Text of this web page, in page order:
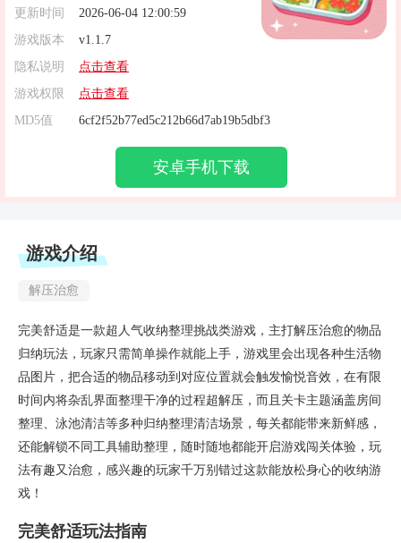
更新时间
2026-06-04 12:00:59
游戏版本
v1.1.7
隐私说明
点击查看
游戏权限
点击查看
MD5值
6cf2f52b77ed5c212b66d7ab19b5dbf3
安卓手机下载
游戏介绍
解压治愈
完美舒适是一款超人气收纳整理挑战类游戏，主打解压治愈的物品
归纳玩法，玩家只需简单操作就能上手，游戏里会出现各种生活物
品图片，把合适的物品移动到对应位置就会触发愉悦音效，在有限
时间内将杂乱界面整理干净的过程超解压，而且关卡主题涵盖房间
整理、泳池清洁等多种归纳整理清洁场景，每关都能带来新鲜感，
还能解锁不同工具辅助整理，随时随地都能开启游戏闯关体验，玩
法有趣又治愈，感兴趣的玩家千万别错过这款能放松身心的收纳游
戏！
完美舒适玩法指南